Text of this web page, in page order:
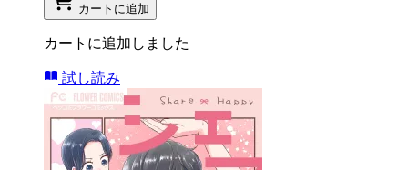
カートに追加
カートに追加しました
試し読み